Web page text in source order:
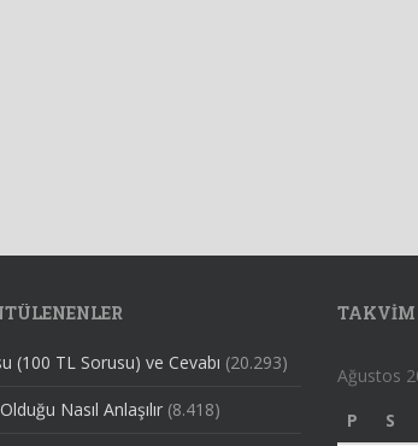
(100 TL Sorusu) ve Cevabı (20.293)
Nasıl Anlaşılır (8.418)
TAKVIM
Ağustos
P
S